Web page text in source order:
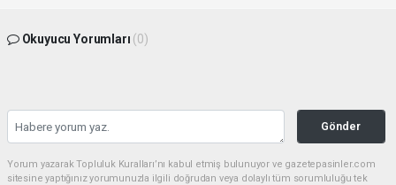
Okuyucu Yorumları (0)
Gönder
Yorum yazarak Topluluk Kuralları’nı kabul etmiş bulunuyor ve gazetepasinler.com
sitesine yaptığınız yorumunuzla ilgili doğrudan veya dolaylı tüm sorumluluğu tek